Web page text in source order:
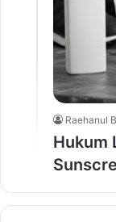
Raehanul
Hukum